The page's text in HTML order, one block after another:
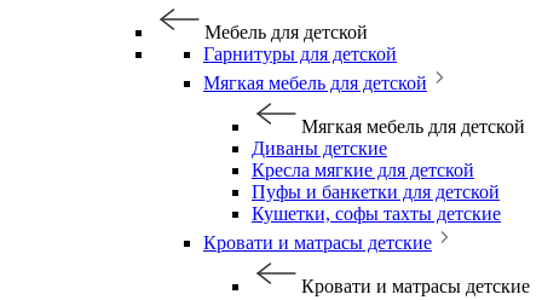
Мебель для детской
Гарнитуры для детской
Мягкая мебель для детской
Мягкая мебель для детской
Диваны детские
Кресла мягкие для детской
Пуфы и банкетки для детской
Кушетки, софы тахты детские
Кровати и матрасы детские
Кровати и матрасы детские